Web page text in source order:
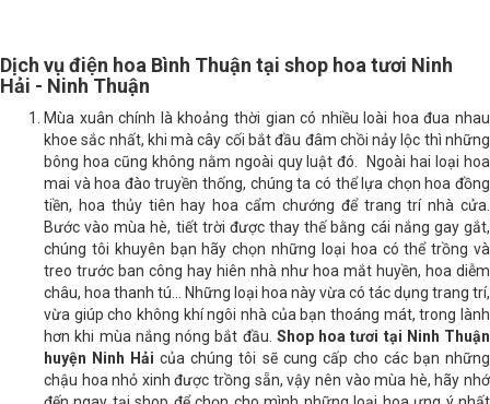
Dịch vụ điện hoa Bình Thuận tại shop hoa tươi Ninh
Hải - Ninh Thuận
Mùa xuân chính là khoảng thời gian có nhiều loài hoa đua nhau
khoe sắc nhất, khi mà cây cối bắt đầu đâm chồi nảy lộc thì những
bông hoa cũng không nằm ngoài quy luật đó. Ngoài hai loại hoa
mai và hoa đào truyền thống, chúng ta có thể lựa chọn hoa đồng
tiền, hoa thủy tiên hay hoa cẩm chướng để trang trí nhà cửa.
Bước vào mùa hè, tiết trời được thay thế bằng cái nắng gay gắt,
chúng tôi khuyên bạn hãy chọn những loại hoa có thể trồng và
treo trước ban công hay hiên nhà như hoa mắt huyền, hoa diễm
châu, hoa thanh tú… Những loại hoa này vừa có tác dụng trang trí,
vừa giúp cho không khí ngôi nhà của bạn thoáng mát, trong lành
hơn khi mùa nắng nóng bắt đầu.Shop hoa tươi tại Ninh Thuận
huyện Ninh Hải của chúng tôi sẽ cung cấp cho các bạn những
chậu hoa nhỏ xinh được trồng sẵn, vậy nên vào mùa hè, hãy nhớ